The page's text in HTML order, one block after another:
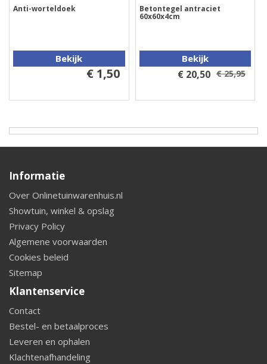
Anti-worteldoek
Bekijk
€ 1,50
Betontegel antraciet
60x60x4cm
Bekijk
€ 20,50 € 25,95
Informatie
Over Onlinetuinwarenhuis.nl
Showtuin, winkel & opslag
Privacy Policy
Algemene voorwaarden
Cookies beleid
Sitemap
Klantenservice
Contact
Bestel- en betaalproces
Leveren en ophalen
Klachtenafhandeling